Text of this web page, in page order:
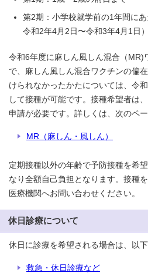
第2期：小学校就学前の1年間に
令和2年4月2日〜令和3年4月1日）
令和6年度に麻しん風しん混合（MR)
で、麻しん風しん混合ワクチンの偏
けられなかったかたについては、令
して接種が可能です。接種希望者は
申請が必要です。詳しくは、次のペ
MR（麻しん・風しん）
定期接種以外の年齢で予防接種を希
なり全額自己負担となります。接種
医療機関へお問い合わせください。
休日診療について
休日に診療を希望される場合は、以
救急・休日診療など